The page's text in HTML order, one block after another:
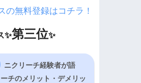
の無料登録はコチラ！
✨第三位✨
ニクリーチ経験者が語
チのメリット・デメリッ